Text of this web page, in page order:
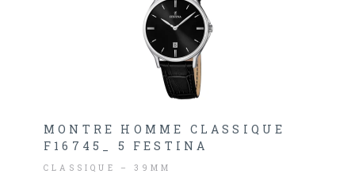
MONTRE HOMME CLASSIQUE
F16745_ 5 FESTINA
CLASSIQUE – 39MM